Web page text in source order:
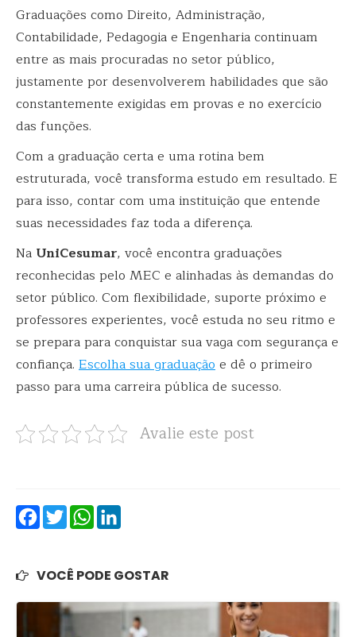
Graduações como Direito, Administração,
Contabilidade, Pedagogia e Engenharia continuam
entre as mais procuradas no setor público,
justamente por desenvolverem habilidades que são
constantemente exigidas em provas e no exercício
das funções.
Com a graduação certa e uma rotina bem
estruturada, você transforma estudo em resultado. E
para isso, contar com uma instituição que entende
suas necessidades faz toda a diferença.
Na UniCesumar, você encontra graduações
reconhecidas pelo MEC e alinhadas às demandas do
setor público. Com flexibilidade, suporte próximo e
professores experientes, você estuda no seu ritmo e
se prepara para conquistar sua vaga com segurança e
confiança. Escolha sua graduaçãoe dê o primeiro
passo para uma carreira pública de sucesso.
Avalie este post
FacebookTwitterWhatsApp
VOCÊ PODE GOSTAR